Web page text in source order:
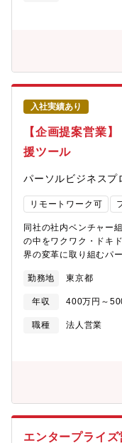
客様との関係性重視の
です。 2～3か月で自
んでいただきます。【
係）書類や管理報告書
支報告に関する資料を
ど/※資料の作成サポー
作成は決められたフォ
験者もご安心ください
の確認や、建物の修
務は専門のスタッフが
す！）・理事会、総会
司会進行、修繕工事の
入社実績あり
【企画提案営業
援ツール
パーソルビジネスプ
リモートワーク可
同社の社内ベンチャー
の中をワクワク・ドキ
界の変革に取り組むパ
で解決していきます。
い企業や店舗の採用課
ネクスト」を活用して
す。■皆さんが日ごろ
があってこそです。し
ナーとして、ぜひ一緒
①リード獲得 ：精査し
や小売店がメイン）に
び、『アルバイトネク
らヒアリングした課題
勤務地 東京都
年収 400万円～
職種
法人営業
エンタープライ